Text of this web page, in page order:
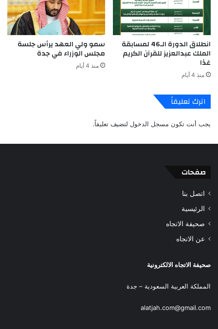
انطلاق الدورة الـ46 لمسابقة
الملك عبدالعزيز للقرآن الكريم
غدًا
منذ 4 أيام
سمو ولي العهد يرأس جلسة
مجلس الوزراء في جدة
منذ 4 أيام
اترك تعليقاً
يجب أنت تكون مسجل الدخول لتضيف تعليقاً.
صفحات
اتصل بنا
الرئيسية
صحيفة الاتجاه
عن الاتجاه
صحيفة الاتجاه الالكترونية
المملكة العربية السعودية – جدة
alatjah.com@gmail.com